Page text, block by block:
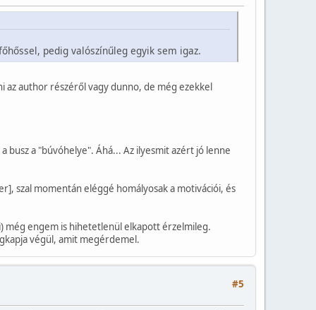
pedig valószínűleg egyik sem igaz.
author részéről vagy dunno, de még ezekkel
busz a "búvóhelye". Áhá... Az ilyesmit azért jó lenne
szal momentán eléggé homályosak a motivációi, és
még engem is hihetetlenül elkapott érzelmileg.
végül, amit megérdemel.
#5